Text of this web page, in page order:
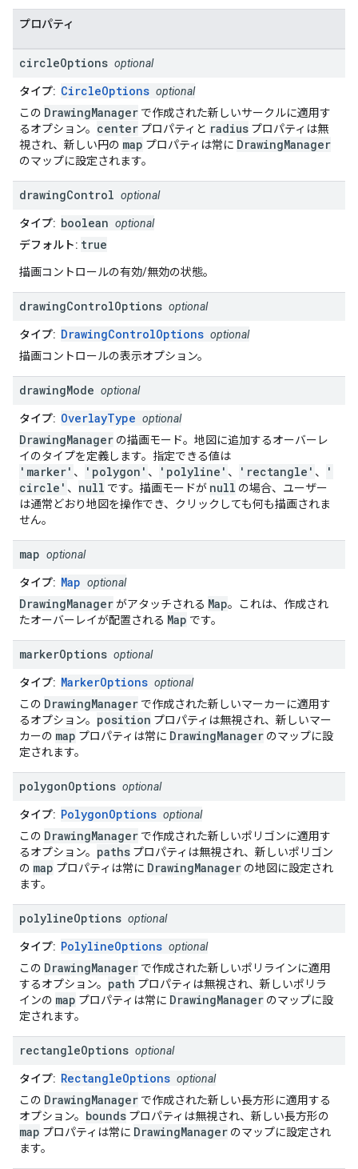
プロパティ
circleOptions optional
タイプ: CircleOptions optional
この DrawingManager で作成された新しいサークルに適用す
るオプション。 center プロパティと radius プロパティは無
視され、新しい円の map プロパティは常に DrawingManager
のマップに設定されます。
drawingControl optional
タイプ: boolean optional
デフォルト: true
描画コントロールの有効/無効の状態。
drawingControlOptions optional
タイプ: DrawingControlOptions optional
描画コントロールの表示オプション。
drawingMode optional
タイプ: OverlayType optional
DrawingManager の描画モード。地図に追加するオーバーレ
イのタイプを定義します。指定できる値は
'marker' 、 'polygon' 、 'polyline' 、 'rectangle' 、
'
circle' 、 null です。描画モードが null の場合、ユーザー
は通常どおり地図を操作でき、クリックしても何も描画されま
せん。
map optional
タイプ: Map optional
DrawingManagerがアタッチされる Map。これは、作成され
たオーバーレイが配置される Map です。
markerOptions optional
タイプ: MarkerOptions optional
この DrawingManager で作成された新しいマーカーに適用す
るオプション。 position プロパティは無視され、新しいマー
カーの map プロパティは常に DrawingManager のマップに設
定されます。
polygonOptions optional
タイプ: PolygonOptions optional
この DrawingManager で作成された新しいポリゴンに適用す
るオプション。 paths プロパティは無視され、新しいポリゴン
の map プロパティは常に DrawingManager の地図に設定され
ます。
polylineOptions optional
タイプ: PolylineOptions optional
この DrawingManager で作成された新しいポリラインに適用
するオプション。 path プロパティは無視され、新しいポリラ
インの map プロパティは常に DrawingManager のマップに設
定されます。
rectangleOptions optional
タイプ: RectangleOptions optional
この DrawingManager で作成された新しい長方形に適用する
オプション。 bounds プロパティは無視され、新しい長方形の
map プロパティは常に DrawingManager のマップに設定され
ます。